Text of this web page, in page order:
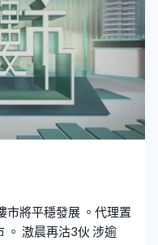
市將平穩發展 。代理置
。 滶晨再沽3伙 涉逾